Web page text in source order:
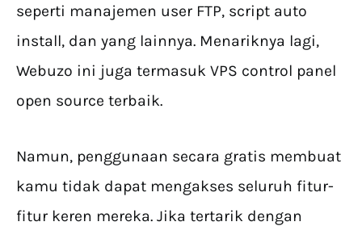
seperti manajemen user FTP, script auto
install, dan yang lainnya. Menariknya lagi,
Webuzo ini juga termasuk VPS control panel
open source terbaik.
Namun, penggunaan secara gratis membuat
kamu tidak dapat mengakses seluruh fitur-
fitur keren mereka. Jika tertarik dengan